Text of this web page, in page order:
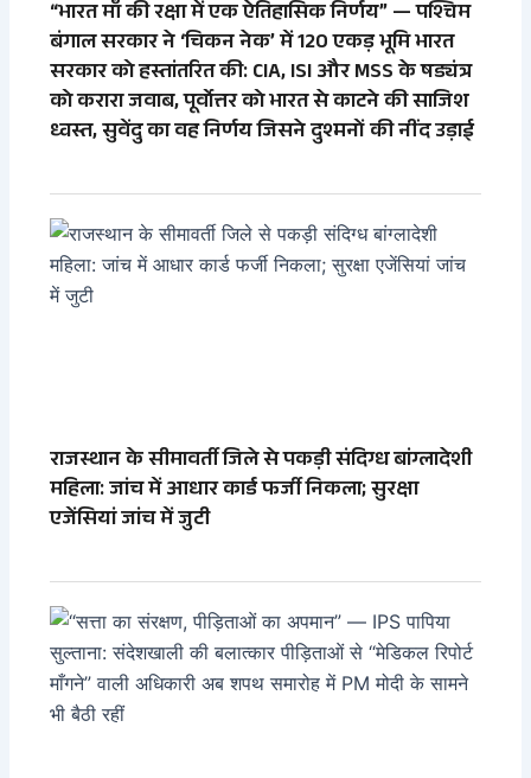
“भारत माँ की रक्षा में एक ऐतिहासिक निर्णय” — पश्चिम
बंगाल सरकार ने ‘चिकन नेक’ में 120 एकड़ भूमि भारत
सरकार को हस्तांतरित की: CIA, ISI और MSS के षड्यंत्र
को करारा जवाब, पूर्वोत्तर को भारत से काटने की साजिश
ध्वस्त, सुवेंदु का वह निर्णय जिसने दुश्मनों की नींद उड़ाई
राजस्थान के सीमावर्ती जिले से पकड़ी संदिग्ध बांग्लादेशी
महिला: जांच में आधार कार्ड फर्जी निकला; सुरक्षा
एजेंसियां जांच में जुटी